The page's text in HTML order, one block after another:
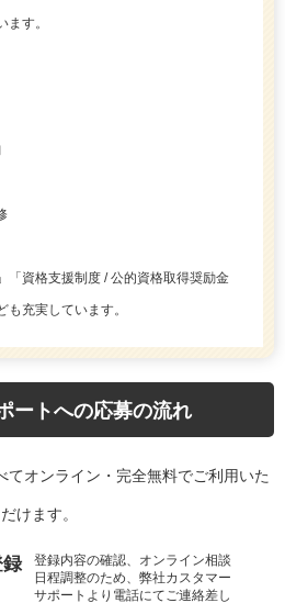
ます。
「資格支援制度 / 公的資格取得奨励金
充実しています。
ートへの応募の流れ
オンライン・完全無料でご利用いた
だけます。
登録内容の確認、オンライン相談
日程調整のため、弊社カスタマー
サポートより電話にてご連絡差し